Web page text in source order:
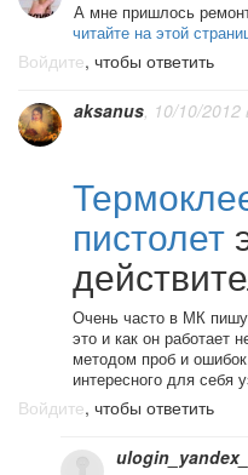
А мне пришлось
читайте на этой
Войдите, чтобы ответить
aksanus, 10/10/2012
пистолет
Очень часто в МК
это и как он работает
методом проб и
интересного для себя
Войдите, чтобы ответить